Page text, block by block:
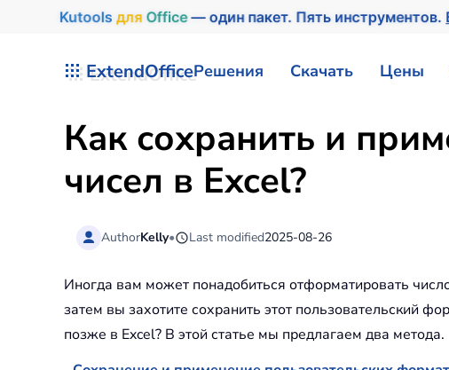
Kutools для Office— один пакет. Пять инструментов.
ExtendOfficeРешения Скачать Цены
Как сохранить и
чисел в Excel?
AuthorKelly• Last modified2025-08-26
Иногда вам может понадобиться отформатировать
затем вы захотите сохранить этот пользовательский
позже в Excel? В этой статье мы предлагаем два метода.